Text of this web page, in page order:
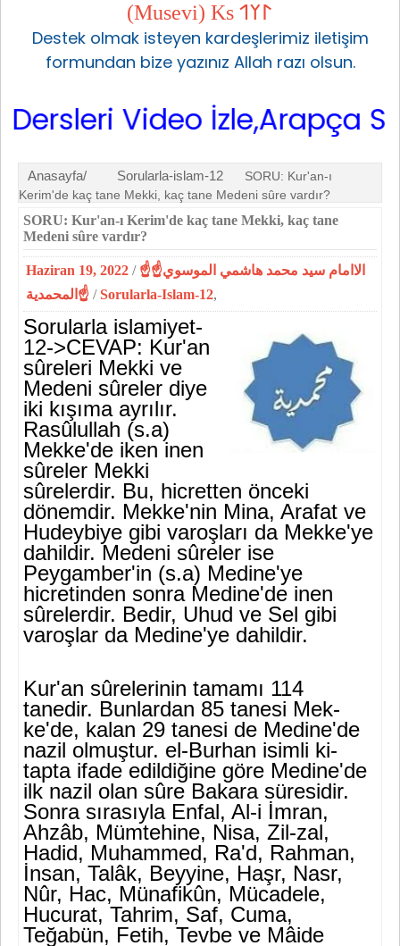
(Musevi) Ks 𐰃𐰠𐰯
Destek olmak isteyen kardeşlerimiz iletişim
formundan bize yazınız Allah razı olsun.
Video İzle,Arapça
Anasayfa/ Sorularla-islam-12
SORU: Kur'an-ı
Kerim'de kaç tane Mekki, kaç tane Medeni sûre vardır?
SORU: Kur'an-ı Kerim'de kaç tane Mekki, kaç tane
Medeni sûre vardır?
Haziran 19, 2022 / ☝الاامام سيد محمد هاشمي الموسوي☝
المحمدية☝ /Sorularla-Islam-12,
Sorularla islamiyet-
12->CEVAP: Kur'an
sûreleri Mekki ve
Medeni sûreler diye
iki kışıma ayrılır.
Rasûlullah (s.a)
Mekke'de iken inen
sûreler Mekki
sûrelerdir. Bu, hicretten önceki
dönemdir. Mekke'nin Mina, Arafat ve
Hudeybiye gibi varoşları da Mekke'ye
dahildir. Medeni sûreler ise
Peygamber'in (s.a) Medine'ye
hicretinden sonra Medine'de inen
sûrelerdir. Bedir, Uhud ve Sel gibi
varoşlar da Medine'ye dahildir.
Kur'an sûrelerinin tamamı 114
tanedir. Bunlardan 85 tanesi Mek­
ke'de, kalan 29 tanesi de Medine'de
nazil olmuştur. el-Burhan isimli ki­
tapta ifade edildiğine göre Medine'de
ilk nazil olan sûre Bakara süre­sidir.
Sonra sırasıyla Enfal, Al-i İmran,
Ahzâb, Mümtehine, Nisa, Zil-zal,
Hadid, Muhammed, Ra'd, Rahman,
İnsan, Talâk, Beyyine, Haşr, Nasr,
Nûr, Hac, Münafikûn, Mücadele,
Hucurat, Tahrim, Saf, Cuma,
Teğabün, Fetih, Tevbe ve Mâide